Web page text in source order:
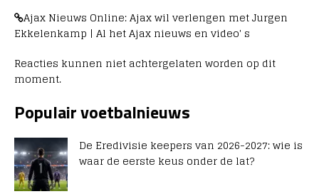
Ajax Nieuws Online: Ajax wil verlengen met Jurgen
Ekkelenkamp | Al het Ajax nieuws en video' s
Reacties kunnen niet achtergelaten worden op dit
moment.
Populair voetbalnieuws
De Eredivisie keepers van 2026-2027: wie is
waar de eerste keus onder de lat?